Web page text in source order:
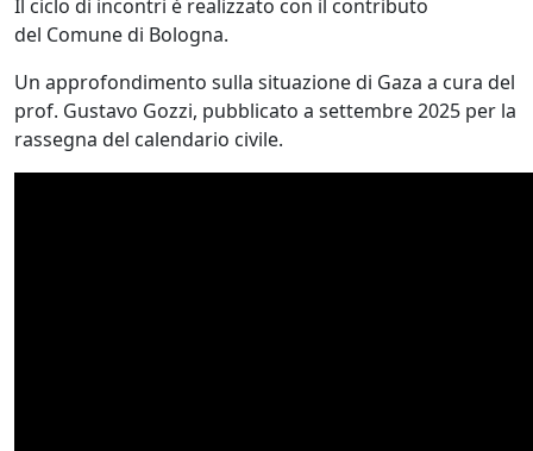
Il ciclo di incontri è realizzato con il contributo
del Comune di Bologna.
Un approfondimento sulla situazione di Gaza a cura del
prof. Gustavo Gozzi, pubblicato a settembre 2025 per la
rassegna del calendario civile.